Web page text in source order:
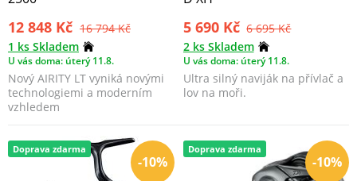
12 848 Kč 16 794 Kč
1 ks Skladem
U vás doma: úterý 11.8.
Nový AIRITY LT vyniká novými
technologiemi a moderním
vzhledem
5 690 Kč 6 695 Kč
2 ks Skladem
U vás doma: úterý 11.8.
Ultra silný naviják na přívlač a
lov na moři.
-10%
Doprava zdarma
-10%
Doprava zdarma